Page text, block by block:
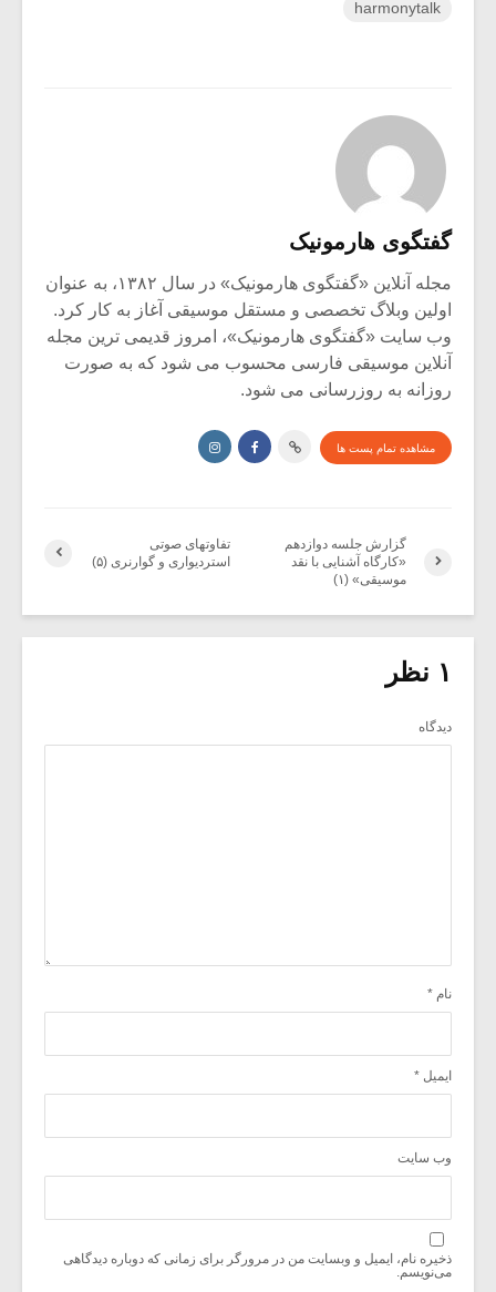
harmonytalk
گفتگوی هارمونیک
مجله آنلاین «گفتگوی هارمونیک» در سال ۱۳۸۲، به عنوان
اولین وبلاگ تخصصی و مستقل موسیقی آغاز به کار کرد.
وب سایت «گفتگوی هارمونیک»، امروز قدیمی ترین مجله
آنلاین موسیقی فارسی محسوب می شود که به صورت
روزانه به روزرسانی می شود.
مشاهده تمام پست ها
تفاوتهای صوتی
استردیواری و گوارنری (۵)
گزارش جلسه دوازدهم
«کارگاه آشنایی با نقد
موسیقی» (۱)
۱ نظر
دیدگاه
نام *
ایمیل *
وب‌ سایت
ذخیره نام، ایمیل و وبسایت من در مرورگر برای زمانی که دوباره دیدگاهی
می‌نویسم.